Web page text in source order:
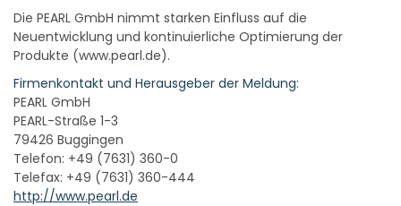
Die PEARL GmbH nimmt starken Einfluss auf die
Neuentwicklung und kontinuierliche Optimierung der
Produkte (www.pearl.de).
Firmenkontakt und Herausgeber der Meldung:
PEARL GmbH
PEARL-Straße 1-3
79426 Buggingen
Telefon: +49 (7631) 360-0
Telefax: +49 (7631) 360-444
http://www.pearl.de